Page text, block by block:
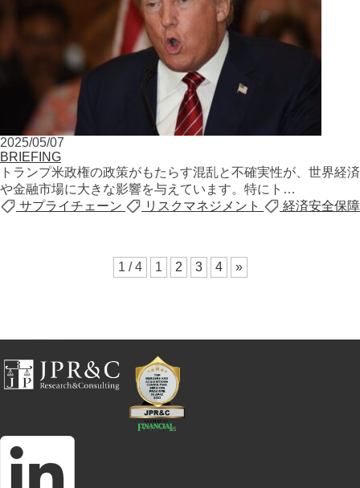
2025/05/07
BRIEFING
トランプ⽶政権の政策がもたらす混乱と不確実性が、世界経済
や⾦融市場に⼤きな影響を与えています。特にト…
サプライチェーン
リスクマネジメント 経済安全保障
1 / 4 1 2 3 4 »